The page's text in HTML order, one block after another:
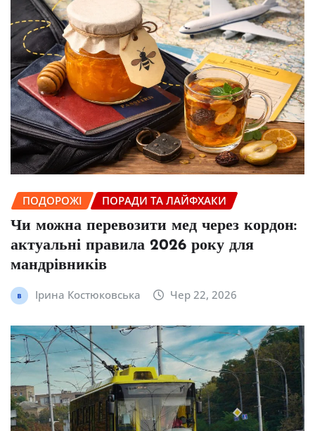
ПОДОРОЖІ ПОРАДИ ТА ЛАЙФХАКИ
Чи можна перевозити мед через кордон:
актуальні правила 2026 року для
мандрівників
Ірина Костюковська Чер 22, 2026